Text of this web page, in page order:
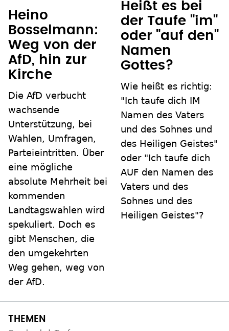
Heino
Bosselmann:
Weg von der
AfD, hin zur
Kirche
Die AfD verbucht
wachsende
Unterstützung, bei
Wahlen, Umfragen,
Parteieintritten. Über
eine mögliche
absolute Mehrheit bei
kommenden
Landtagswahlen wird
spekuliert. Doch es
gibt Menschen, die
den umgekehrten
Weg gehen, weg von
der AfD.
Heißt es bei
der Taufe "im"
oder "auf den"
Namen
Gottes?
Wie heißt es richtig:
"Ich taufe dich IM
Namen des Vaters
und des Sohnes und
des Heiligen Geistes"
oder "Ich taufe dich
AUF den Namen des
Vaters und des
Sohnes und des
Heiligen Geistes"?